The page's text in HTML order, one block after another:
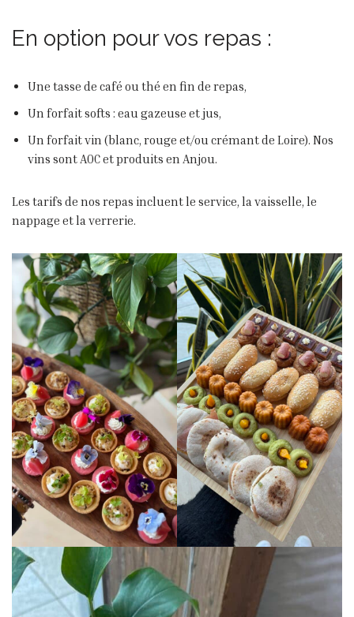
En option pour vos repas :
Une tasse de café ou thé en fin de repas,
Un forfait softs : eau gazeuse et jus,
Un forfait vin (blanc, rouge et/ou crémant de Loire). Nos
vins sont AOC et produits en Anjou.
Les tarifs de nos repas incluent le service, la vaisselle, le
nappage et la verrerie.